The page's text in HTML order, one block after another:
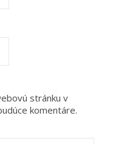
stránku v
komentáre.